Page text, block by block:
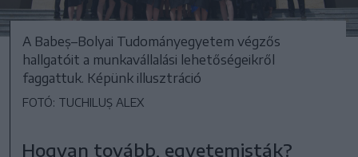
A Babeș–Bolyai Tudományegyetem végzős
hallgatóit a munkavállalási lehetőségeikről
faggattuk. Képünk illusztráció
FOTÓ: TUCHILUȘ ALEX
Hogyan tovább, egyetemisták?